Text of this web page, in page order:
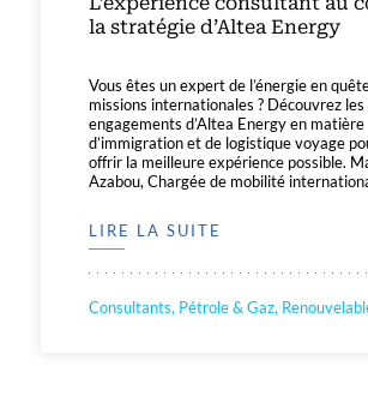
la stratégie d’Altea Energy
Vous êtes un expert de l’énergie en
missions internationales ? Découvrez les
engagements d’Altea Energy en matière
d’immigration et de logistique voyage
offrir la meilleure expérience possible.
Azabou, Chargée de mobilité
LIRE LA SUITE
Consultants, Pétrole & Gaz,